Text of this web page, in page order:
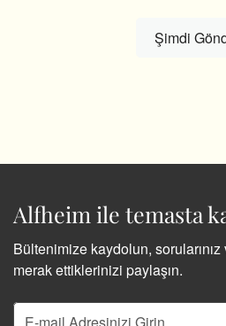
Alfheim ile temasta
Bültenimize kaydolun,
merak ettiklerinizi paylaşın.